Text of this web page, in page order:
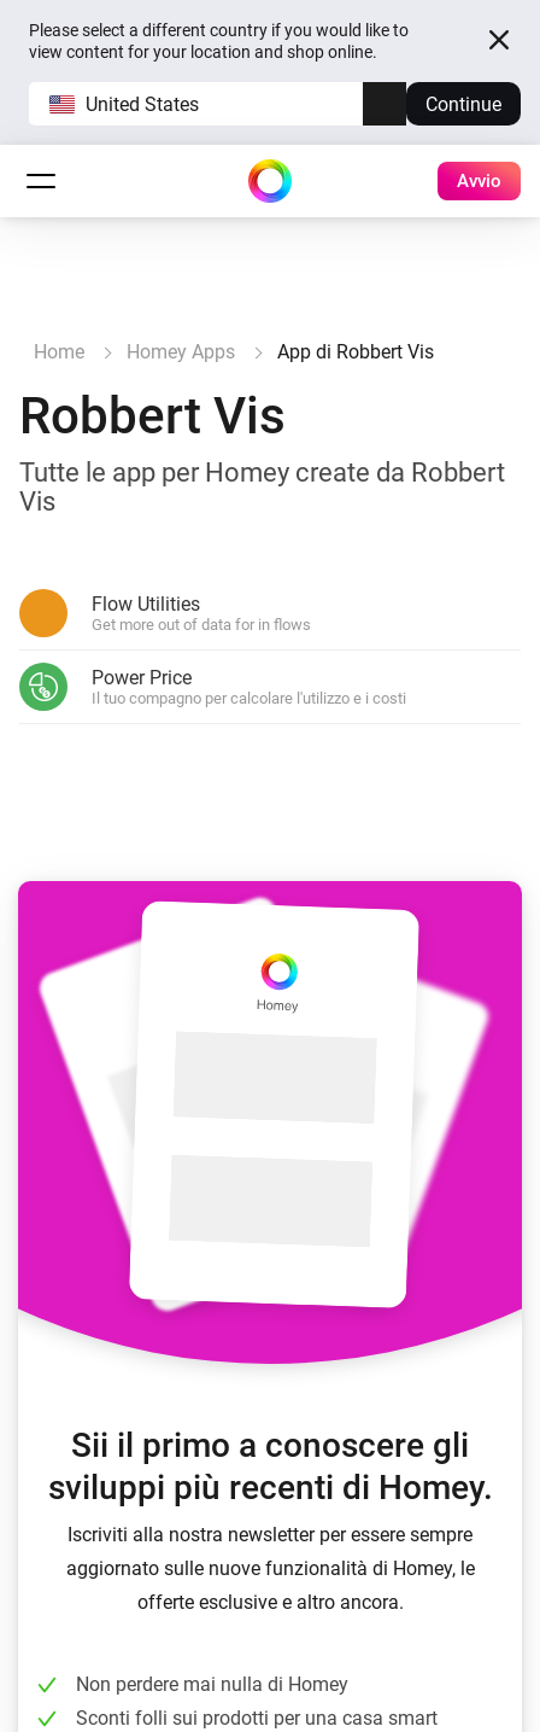
Please select a different country if you would like to
view content for your location and shop online.
United States Continue
Avvio
Home Homey Apps App di Robbert Vis
Robbert Vis
Tutte le app per Homey create da Robbert
Vis
Flow Utilities
Get more out of data for in flows
Power Price
Il tuo compagno per calcolare l'utilizzo e i costi
Sii il primo a conoscere gli
sviluppi più recenti di Homey.
Iscriviti alla nostra newsletter per essere sempre
aggiornato sulle nuove funzionalità di Homey, le
offerte esclusive e altro ancora.
Non perdere mai nulla di Homey
Sconti folli sui prodotti per una casa smart